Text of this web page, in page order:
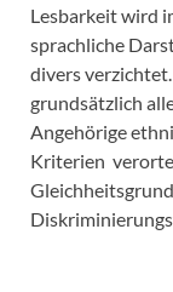
Lesbarkeit wird
sprachliche
divers
grundsätzlich
Angehörige
Kriterien